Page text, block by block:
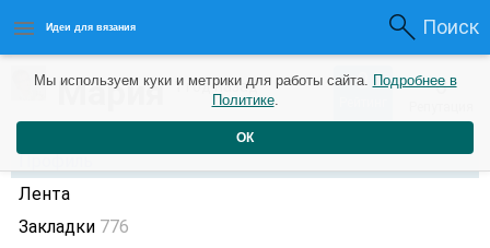
Идеи для вязания Поиск
Мария 1 год назад 0 0
Профиль
Лента
Закладки 776
Мы используем куки и метрики для работы сайта. Подробнее в
Политике.
ОК